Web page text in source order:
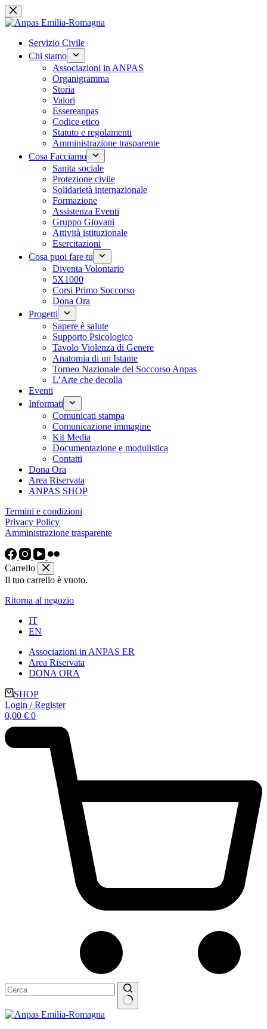
Salta
al
contenuto
Servizio Civile
Chi siamo
Associazioni in ANPAS
Organigramma
Storia
Valori
Essereanpas
Codice etico
Statuto e regolamenti
Amministrazione trasparente
Cosa Facciamo
Sanita sociale
Protezione civile
Solidarietà internazionale
Formazione
Assistenza Eventi
Gruppo Giovani
Attività istituzionale
Esercitazioni
Cosa puoi fare tu
Diventa Volontario
5X1000
Corsi Primo Soccorso
Dona Ora
Progetti
Sapere è salute
Supporto Psicologico
Tavolo Violenza di Genere
Anatomia di un Istante
Torneo Nazionale del Soccorso Anpas
L’Arte che decolla
Eventi
Informati
Comunicati stampa
Comunicazione immagine
Kit Media
Documentazione e modulistica
Contatti
Dona Ora
Area Riservata
ANPAS SHOP
Termini e condizioni
Privacy Policy
Amministrazione trasparente
Carrello
Il tuo carrello è vuoto.
Ritorna al negozio
IT
EN
Associazioni in ANPAS ER
Area Riservata
DONA ORA
SHOP
Login / Register
Carrello
0,00 € 0
Nessun